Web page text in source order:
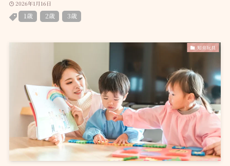
2026年1月16日
1歳 2歳 3歳
知育玩具